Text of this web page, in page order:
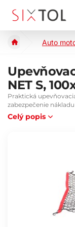
Auto
NET S,
Praktická
zabezpečenie
Celý popis